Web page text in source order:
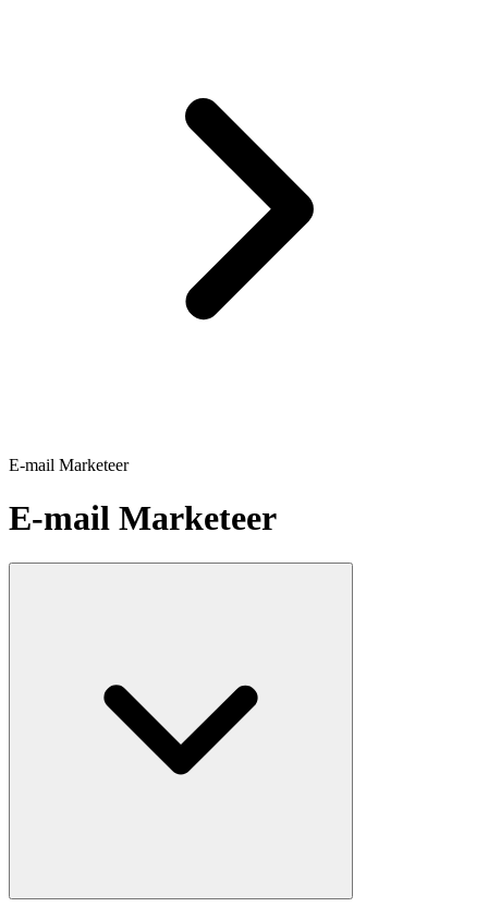
E-mail Marketeer
E-mail Marketeer